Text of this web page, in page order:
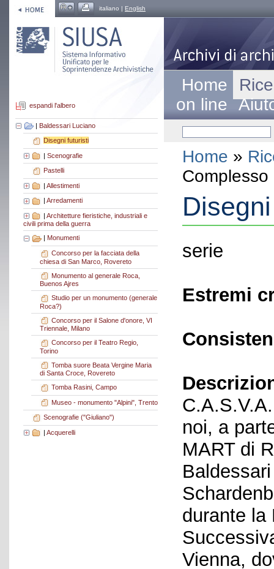
italiano | English
espandi l'albero
| Baldessari Luciano
Disegni futuristi
| Scenografie
Pastelli
| Allestimenti
Arredamenti
| Architetture fieristiche, industriali e
civili prima della guerra
Monumenti
Concorso per la facciata della
chiesa di San Marco, Rovereto
Monumento al generale Roca,
Buenos Ajres
Studio per un monumento (generale
Roca?)
Concorso per il Salone d'onore, VI
Triennale, Milano
Concorso per il Teatro Regio,
Torino
Tomba suore Beata Vergine Maria
di Santa Croce, Rovereto
Tomba Rasini, Campo
Museo - monumento "Alpini", Trento
Scenografie ("Giuliano")
| Acquerelli
Home
on line
Home »
serie
Estremi
noi, a
MART di
durante la
Vienna,